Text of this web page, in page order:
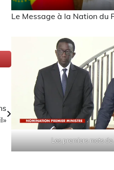
Le Message à la Nation du
Les premiers mots